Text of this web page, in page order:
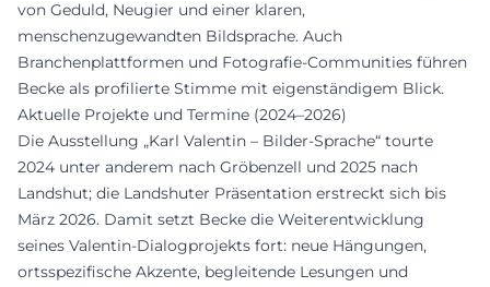
von Geduld, Neugier und einer klaren,
menschenzugewandten Bildsprache. Auch
Branchenplattformen und Fotografie-Communities führen
Becke als profilierte Stimme mit eigenständigem Blick.
Aktuelle Projekte und Termine (2024–2026)
Die Ausstellung „Karl Valentin – Bilder-Sprache“ tourte
2024 unter anderem nach Gröbenzell und 2025 nach
Landshut; die Landshuter Präsentation erstreckt sich bis
März 2026. Damit setzt Becke die Weiterentwicklung
seines Valentin-Dialogprojekts fort: neue Hängungen,
ortsspezifische Akzente, begleitende Lesungen und